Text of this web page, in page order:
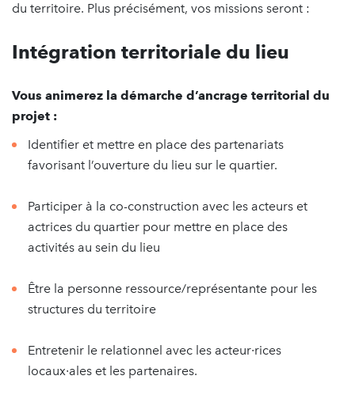
du territoire. Plus précisément, vos missions seront :
Intégration territoriale du lieu
Vous animerez la démarche d’ancrage territorial du
projet :
Identifier et mettre en place des partenariats
favorisant l’ouverture du lieu sur le quartier.
Participer à la co-construction avec les acteurs et
actrices du quartier pour mettre en place des
activités au sein du lieu
Être la personne ressource/représentante pour les
structures du territoire
Entretenir le relationnel avec les acteur∙rices
locaux∙ales et les partenaires.